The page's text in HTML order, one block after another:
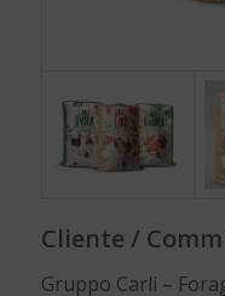
Cliente /
Gruppo Carli –